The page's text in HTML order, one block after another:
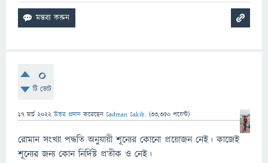
0
টি ভোট
17 মার্চ 2022 উত্তর প্রদান করেছেন Sadman Sakib. (33,350 পয়েন্ট)
রোমান সংখ্যা পদ্ধতি অনুযায়ী শূন্যের কোনো প্রয়োজন নেই। কাজেই
শূন্যের জন্য কোন নির্দিষ্ট প্রতীক ও নেই।